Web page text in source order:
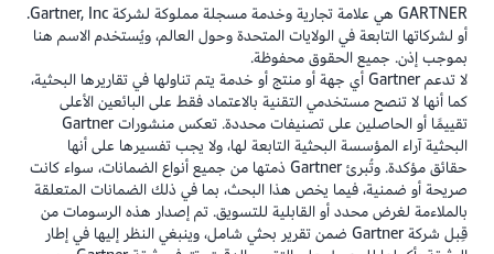
GARTNER هي علامة تجارية وخدمة مسجلة مملوكة لشركة Gartner, Inc.
أو لشركاتها التابعة في الولايات المتحدة وحول العالم، ويُستخدم الاسم هنا
بموجب إذن. جميع الحقوق محفوظة.
لا تدعم Gartner أي جهة أو منتج أو خدمة يتم تناولها في تقاريرها البحثية،
كما أنها لا تنصح مستخدمي التقنية بالاعتماد فقط على البائعين الأعلى
تقييمًا أو الحاصلين على تصنيفات محددة. تعكس منشورات Gartner
البحثية آراء المؤسسة البحثية التابعة لها، ولا يجب تفسيرها على أنها
حقائق مؤكدة. وتُبرئ Gartner ذمتها من جميع أنواع الضمانات، سواء كانت
صريحة أو ضمنية، فيما يخص هذا البحث، بما في ذلك الضمانات المتعلقة
بالملاءمة لغرض محدد أو القابلية للتسويق. تم إصدار هذه الرسومات من
قِبل شركة Gartner ضمن تقرير بحثي شامل، وينبغي النظر إليها في إطار